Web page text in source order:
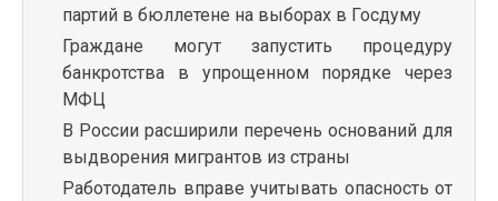
партий в бюллетене на выборах в Госдуму
Граждане могут запустить процедуру
банкротства в упрощенном порядке через
МФЦ
В России расширили перечень оснований для
выдворения мигрантов из страны
Работодатель вправе учитывать опасность от